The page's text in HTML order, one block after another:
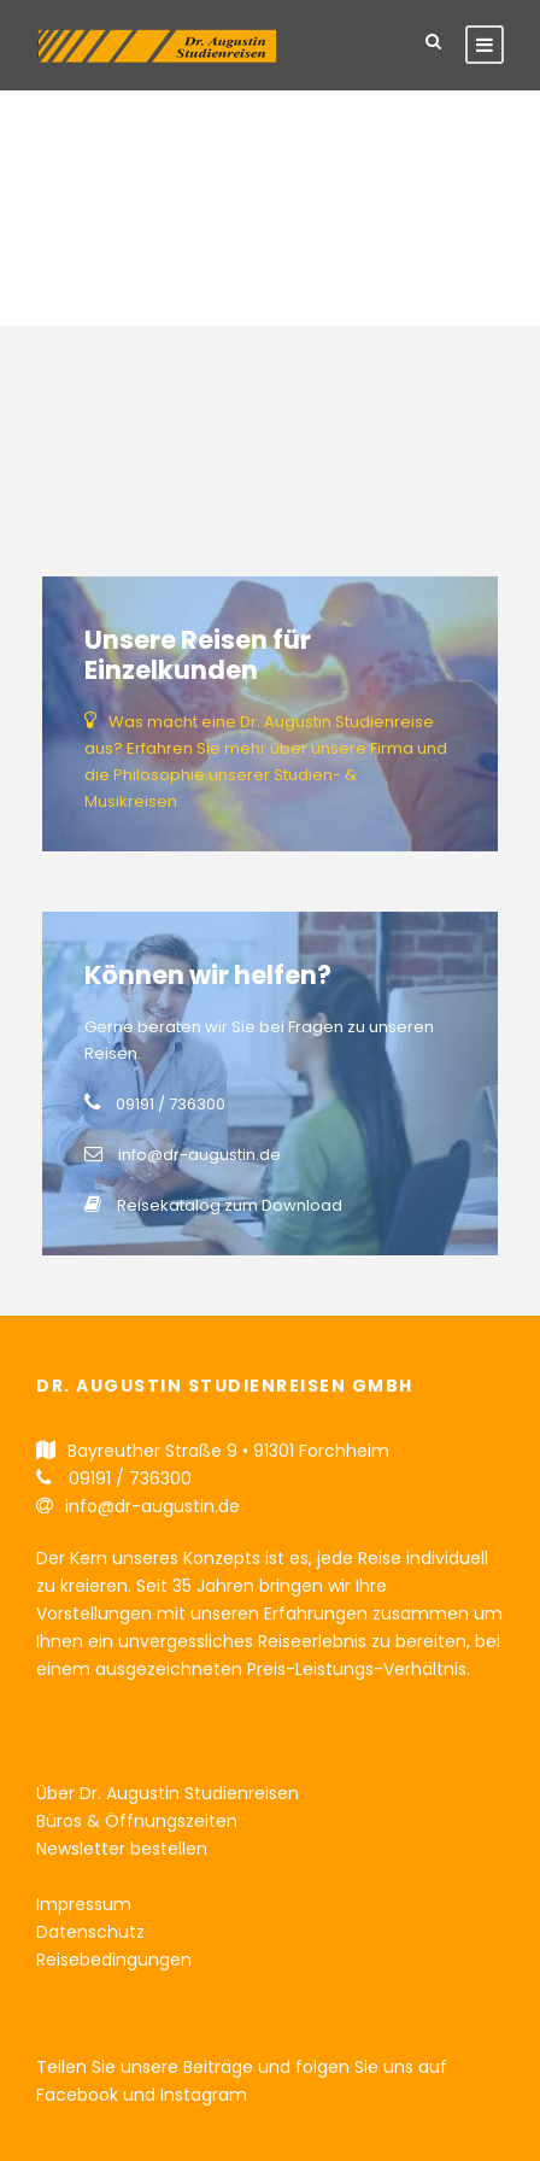
Unsere Reisen für
Einzelkunden
Was macht eine Dr. Augustin Studienreise
aus? Erfahren Sie mehr über unsere Firma und
die Philosophie unserer Studien- &
Musikreisen.
Können wir helfen?
Gerne beraten wir Sie bei Fragen zu unseren
Reisen.
09191 / 736300
info@dr-augustin.de
Reisekatalog zum Download
DR. AUGUSTIN STUDIENREISEN GMBH
Bayreuther Straße 9 • 91301 Forchheim
09191 / 736300
info@dr-augustin.de
Der Kern unseres Konzepts ist es, jede Reise individuell
zu kreieren. Seit 35 Jahren bringen wir Ihre
Vorstellungen mit unseren Erfahrungen zusammen um
Ihnen ein unvergessliches Reiseerlebnis zu bereiten, bei
einem ausgezeichneten Preis-Leistungs-Verhältnis.
Über Dr. Augustin Studienreisen
Büros & Öffnungszeiten
Newsletter bestellen
Impressum
Datenschutz
Reisebedingungen
Teilen Sie unsere Beiträge und folgen Sie uns auf
Facebook und Instagram